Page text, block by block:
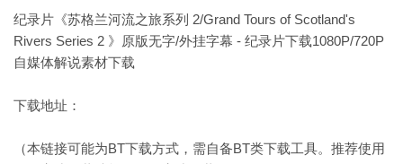
纪录片《苏格兰河流之旅系列 2/Grand Tours of Scotland's
Rivers Series 2 》原版无字/外挂字幕 - 纪录片下载1080P/720P
自媒体解说素材下载
下载地址：
（本链接可能为BT下载方式，需自备BT类下载工具。推荐使用